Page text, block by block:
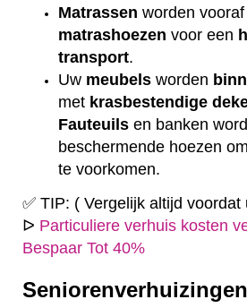
Matrassen worden
matrashoezen voor een
transport.
Uw meubels worden
met krasbestendige
Fauteuils en banken
beschermende hoezen
te voorkomen.
✅ TIP: ( Vergelijk altijd voordat
ᐅ Particuliere verhuis kosten
Bespaar Tot 40%
Seniorenverhuizingen